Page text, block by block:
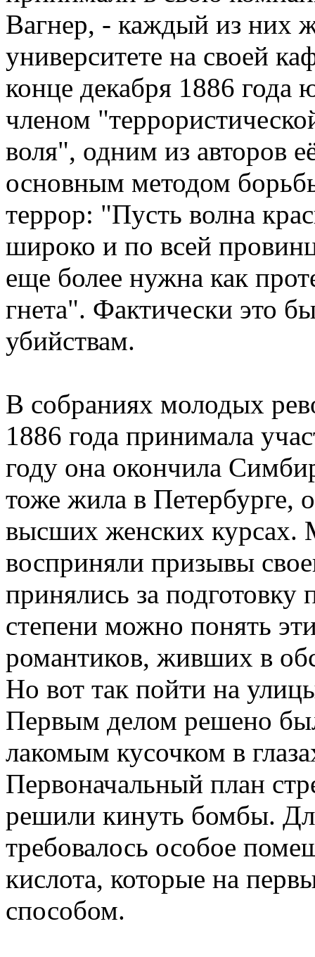
Вагнер, - каждый из них
университете на своей
конце декабря 1886
членом
воля", одним из авторов
основным методом
террор: "Пусть волна
широко и по всей
еще более нужна как
гнета". Фактически это
убийствам.
В собраниях молодых
1886 года принимала
году она окончила
тоже жила в Петербурге,
высших женских курсах.
восприняли призывы
принялись за подготовку
степени можно понять
романтиков, живших в
Но вот так пойти на
Первым делом решено
лакомым кусочком в
Первоначальный план
решили кинуть бомбы.
требовалось особое
кислота, которые на
способом.